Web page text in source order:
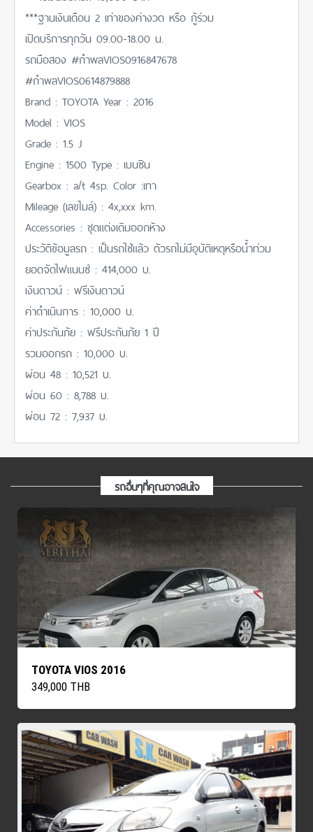
***ฐานเงินเดือน 2 เท่าของค่างวด หรือ กู้ร่วม
เปิดบริการทุกวัน 09.00-18.00 น.
รถมือสอง #กำพลVIOS0916847678
#กำพลVIOS0614879888
Brand : TOYOTA Year : 2016
Model : VIOS
Grade : 1.5 J
Engine : 1500 Type : เบนซิน
Gearbox : a/t 4sp. Color :เทา
Mileage (เลขไมล์) : 4x,xxx km.
Accessories : ชุดแต่งเดิมออกห้าง
ประวัติข้อมูลรถ : เป็นรถใช้แล้ว ตัวรถไม่มีอุบัติเหตุหรือน้ำท่วม
ยอดจัดไฟแนนซ์ : 414,000 บ.
เงินดาวน์ : ฟรีเงินดาวน์
ค่าดำเนินการ : 10,000 บ.
ค่าประกันภัย : ฟรีประกันภัย 1 ปี
รวมออกรถ : 10,000 บ.
ผ่อน 48 : 10,521 บ.
ผ่อน 60 : 8,788 บ.
ผ่อน 72 : 7,937 บ.
รถอื่นๆที่คุณอาจสนใจ
TOYOTA VIOS 2016
349,000 THB